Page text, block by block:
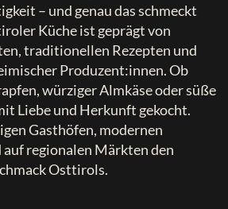
– und genau das schmeckt
Küche ist geprägt von
traditionellen Rezepten und
Produzent:innen. Ob
würziger Almkäse oder süße
Liebe und Herkunft gekocht.
Gasthöfen, modernen
regionalen Märkten den
Osttirols.